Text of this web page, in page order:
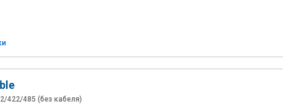
422/485 (без кабеля)